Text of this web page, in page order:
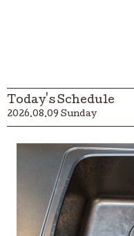
Today's Schedule
2026.08.09 Sunday